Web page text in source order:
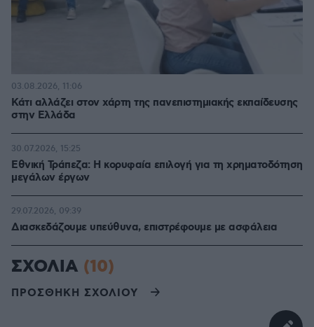
Κάτι αλλάζει στον χάρτη της πανεπιστημιακής εκπαίδευσης
στην Ελλάδα
03.08.2026, 11:06
Εθνική Τράπεζα: Η κορυφαία επιλογή για τη χρηματοδότηση
μεγάλων έργων
30.07.2026, 15:25
Διασκεδάζουμε υπεύθυνα, επιστρέφουμε με ασφάλεια
29.07.2026, 09:39
ΣΧΟΛΙΑ (10)
ΠΡΟΣΘΗΚΗ ΣΧΟΛΙΟΥ